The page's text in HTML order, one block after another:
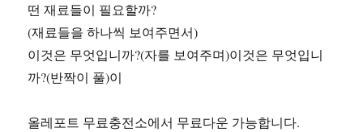
떤 재료들이 필요할까?
(재료들을 하나씩 보여주면서)
이것은 무엇입니까?(자를 보여주며)이것은 무엇입니
까?(반짝이 풀)이
올레포트 무료충전소에서 무료다운 가능합니다.